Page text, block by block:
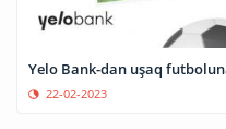
22-02-2023